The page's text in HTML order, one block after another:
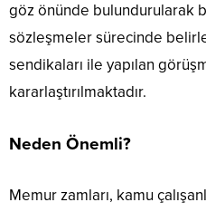
göz önünde bulundurularak
sözleşmeler sürecinde
sendikaları ile yapılan
kararlaştırılmaktadır.
Neden Önemli?
Memur zamları, kamu